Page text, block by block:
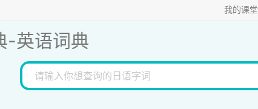
我的课堂
-英语词典